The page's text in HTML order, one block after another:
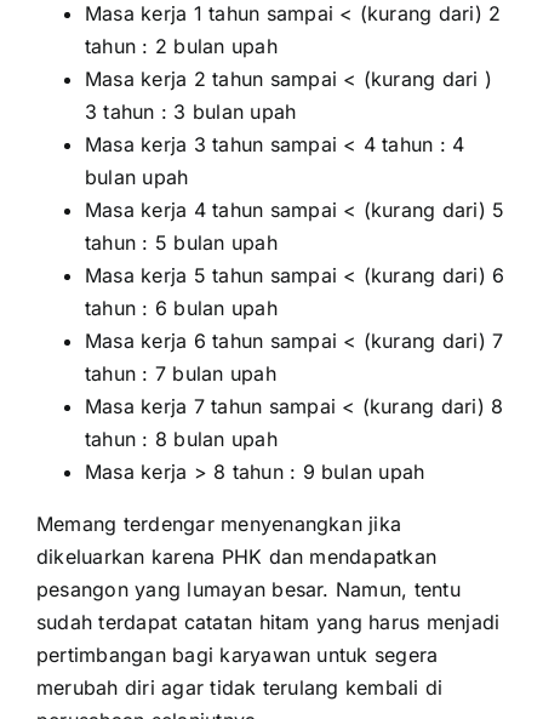
Masa kerja 1 tahun sampai < (kurang dari) 2
tahun : 2 bulan upah
Masa kerja 2 tahun sampai < (kurang dari )
3 tahun : 3 bulan upah
Masa kerja 3 tahun sampai < 4 tahun : 4
bulan upah
Masa kerja 4 tahun sampai < (kurang dari) 5
tahun : 5 bulan upah
Masa kerja 5 tahun sampai < (kurang dari) 6
tahun : 6 bulan upah
Masa kerja 6 tahun sampai < (kurang dari) 7
tahun : 7 bulan upah
Masa kerja 7 tahun sampai < (kurang dari) 8
tahun : 8 bulan upah
Masa kerja > 8 tahun : 9 bulan upah
Memang terdengar menyenangkan jika
dikeluarkan karena PHK dan mendapatkan
pesangon yang lumayan besar. Namun, tentu
sudah terdapat catatan hitam yang harus menjadi
pertimbangan bagi karyawan untuk segera
merubah diri agar tidak terulang kembali di